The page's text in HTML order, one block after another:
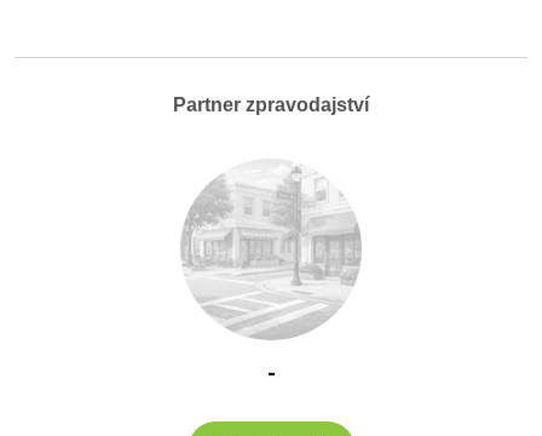
Partner zpravodajství
-